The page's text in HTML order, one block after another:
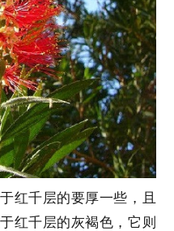
红千层的要厚一些，且
红千层的灰褐色，它则